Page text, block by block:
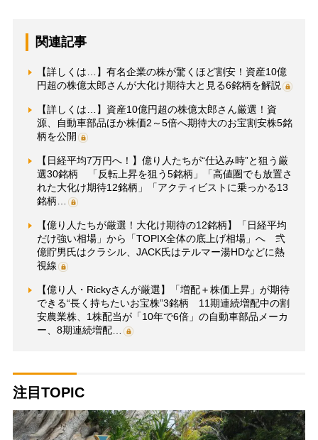
関連記事
【詳しくは…】有名企業の株が驚くほど割安！資産10億
円超の株億太郎さんが大化け期待大と見る6銘柄を解説
【詳しくは…】資産10億円超の株億太郎さん厳選！資
源、自動車部品ほか株価2～5倍へ期待大のお宝割安株5銘
柄を公開
【日経平均7万円へ！】億り人たちが“仕込み時”と狙う厳
選30銘柄 「反転上昇を狙う5銘柄」「高値圏でも放置さ
れた大化け期待12銘柄」「アクティビストに乗っかる13
銘柄…
【億り人たちが厳選！大化け期待の12銘柄】「日経平均
だけ強い相場」から「TOPIX全体の底上げ相場」へ 弐
億貯男氏はクラシル、JACK氏はテルマー湯HDなどに熱
視線
【億り人・Rickyさんが厳選】「増配＋株価上昇」が期待
できる“長く持ちたいお宝株”3銘柄 11期連続増配中の割
安農業株、1株配当が「10年で6倍」の自動車部品メーカ
ー、8期連続増配…
注目TOPIC